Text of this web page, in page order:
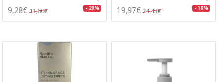
9,28€ 11,60€ - 20% 19,97€ 24,43€ - 18%